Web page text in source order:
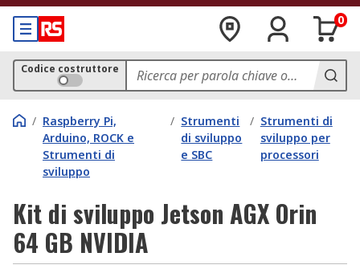
0
Codice costruttore
/ Raspberry Pi,
Arduino, ROCK e
Strumenti di
sviluppo
/ Strumenti
di sviluppo
e SBC
/ Strumenti di
sviluppo per
processori
Kit di sviluppo Jetson AGX Orin
64 GB NVIDIA